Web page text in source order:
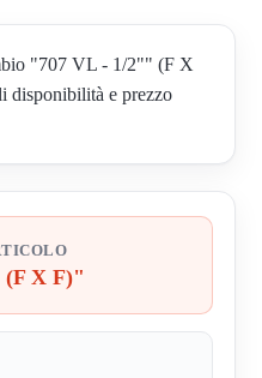
"707 VL - 1/2"" (F X
disponibilità e prezzo
X F)"